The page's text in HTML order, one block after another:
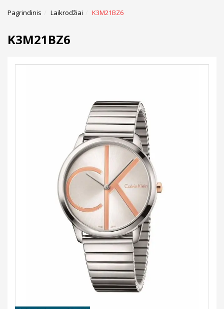
Pagrindinis Laikrodžiai K3M21BZ6
K3M21BZ6